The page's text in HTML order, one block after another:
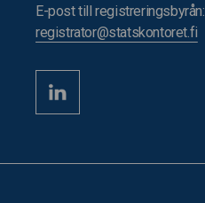
E-post till registreringsbyrån:
registrator@statskontoret.fi